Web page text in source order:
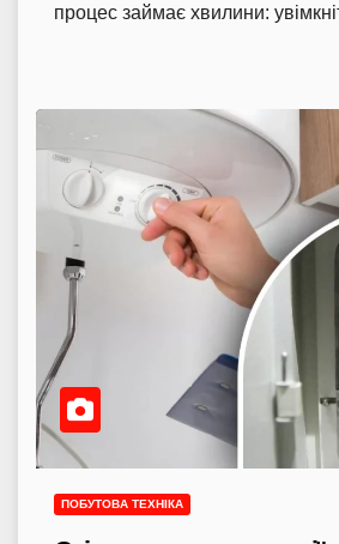
процес займає хвилини:
ПОБУТОВА ТЕХНІКА